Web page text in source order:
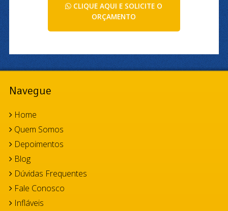
CLIQUE AQUI E SOLICITE O
ORÇAMENTO
Navegue
Home
Quem Somos
Depoimentos
Blog
Dúvidas Frequentes
Fale Conosco
Infláveis